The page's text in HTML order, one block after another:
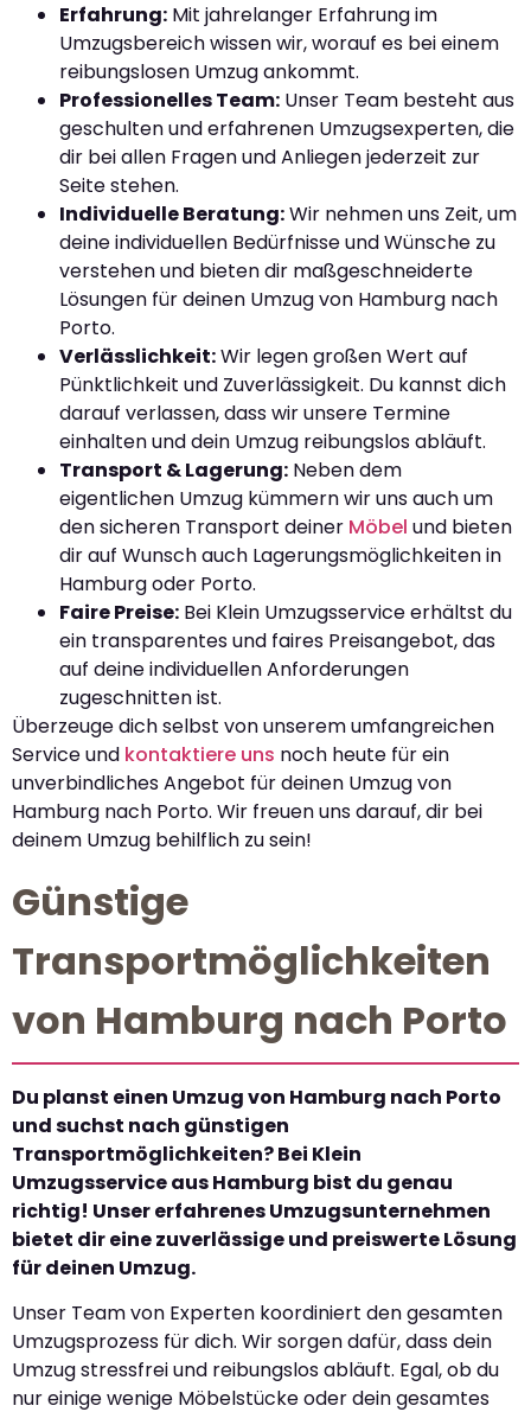
Erfahrung: Mit jahrelanger Erfahrung im
Umzugsbereich wissen wir, worauf es bei einem
reibungslosen Umzug ankommt.
Professionelles Team: Unser Team besteht aus
geschulten und erfahrenen Umzugsexperten, die
dir bei allen Fragen und Anliegen jederzeit zur
Seite stehen.
Individuelle Beratung:Wir nehmen uns Zeit, um
deine individuellen Bedürfnisse und Wünsche zu
verstehen und bieten dir maßgeschneiderte
Lösungen für deinen Umzug von Hamburg nach
Porto.
Verlässlichkeit:Wir legen großen Wert auf
Pünktlichkeit und Zuverlässigkeit. Du kannst dich
darauf verlassen, dass wir unsere Termine
einhalten und dein Umzug reibungslos abläuft.
Transport & Lagerung: Neben dem
eigentlichen Umzug kümmern wir uns auch um
den sicheren Transport deiner Möbel und bieten
dir auf Wunsch auch Lagerungsmöglichkeiten in
Hamburg oder Porto.
Faire Preise: Bei Klein Umzugsservice erhältst du
ein transparentes und faires Preisangebot, das
auf deine individuellen Anforderungen
zugeschnitten ist.
Überzeuge dich selbst von unserem umfangreichen
Service und kontaktiere uns noch heute für ein
unverbindliches Angebot für deinen Umzug von
Hamburg nach Porto. Wir freuen uns darauf, dir bei
deinem Umzug behilflich zu sein!
Günstige
Transportmöglichkeiten
von Hamburg nach Porto
Du planst einen Umzug von Hamburg nach Porto
und suchst nach günstigen
Transportmöglichkeiten? Bei Klein
Umzugsservice aus Hamburg bist du genau
richtig! Unser erfahrenes Umzugsunternehmen
bietet dir eine zuverlässige und preiswerte Lösung
für deinen Umzug.
Unser Team von Experten koordiniert den gesamten
Umzugsprozess für dich. Wir sorgen dafür, dass dein
Umzug stressfrei und reibungslos abläuft. Egal, ob du
nur einige wenige Möbelstücke oder dein gesamtes